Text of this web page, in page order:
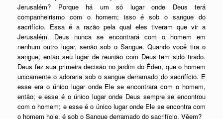
Jerusalém? Porque há um só lugar onde Deus terá
companheirismo com o homem; isso é sob o sangue do
sacrifício. Essa é a razão pela qual eles tiveram que vir a
Jerusalém. Deus nunca se encontrará com o homem em
nenhum outro lugar, senão sob o Sangue. Quando você tira o
sangue, então seu lugar de reunião com Deus tem sido tirado.
Deus fez sua primeira decisão no jardim do Éden, que o homem
unicamente o adoraria sob o sangue derramado do sacrifício. E
esse era o único lugar onde Ele se encontrara com o homem,
então; e esse é o único lugar onde Deus sempre se encontrou
com o homem; e esse é o único lugar onde Ele se encontra com
o homem hoje, é sob o Sangue derramado do sacrifício. Vêem?